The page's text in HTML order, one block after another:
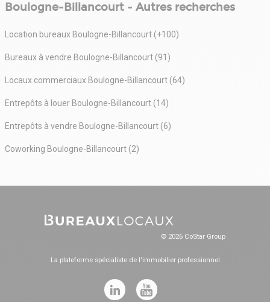
Boulogne-Billancourt - Autres recherches
Location bureaux Boulogne-Billancourt (+100)
Bureaux à vendre Boulogne-Billancourt (91)
Locaux commerciaux Boulogne-Billancourt (64)
Entrepôts à louer Boulogne-Billancourt (14)
Entrepôts à vendre Boulogne-Billancourt (6)
Coworking Boulogne-Billancourt (2)
© 2026 CoStar Group
La plateforme spécialiste de l'immobilier professionnel